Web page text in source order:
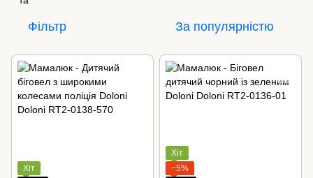
Фільтр За популярністю
Хіт
Хіт
−5%